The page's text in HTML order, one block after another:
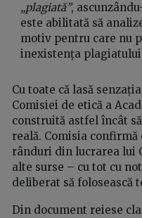
„plagiată”,
este abilitată să
motiv pentru care nu
inexistența
Cu toate că lasă
Comisiei de etică a
construită astfel încât
reală. Comisia confirmă
rânduri din lucrarea lui
alte surse – cu tot cu
deliberat să folosească
Din document reiese